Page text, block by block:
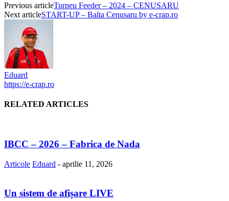
Previous articleTurneu Feeder – 2024 – CENUSARU
Next articleSTART-UP – Balta Cenusaru by e-crap.ro
Eduard
https://e-crap.ro
RELATED ARTICLES
IBCC – 2026 – Fabrica de Nada
Articole Eduard - aprilie 11, 2026
Un sistem de afișare LIVE